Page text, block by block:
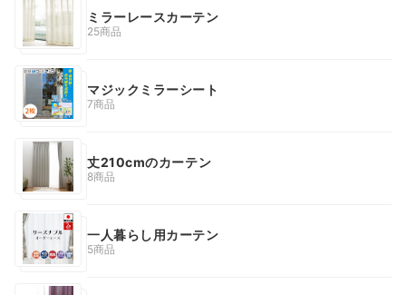
ミラーレースカーテン
25商品
マジックミラーシート
7商品
丈210cmのカーテン
8商品
一人暮らし用カーテン
5商品